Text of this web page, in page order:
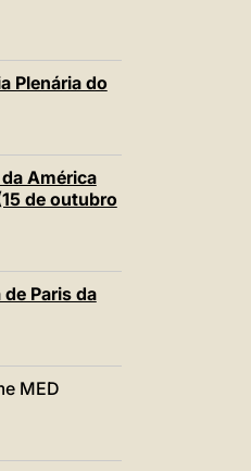
Plenária do
América
de outubro
Paris da
MED